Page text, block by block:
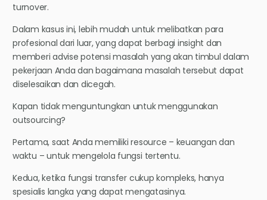
turnover.
Dalam kasus ini, lebih mudah untuk melibatkan para
profesional dari luar, yang dapat berbagi insight dan
memberi advise potensi masalah yang akan timbul dalam
pekerjaan Anda dan bagaimana masalah tersebut dapat
diselesaikan dan dicegah.
Kapan tidak menguntungkan untuk menggunakan
outsourcing?
Pertama, saat Anda memiliki resource – keuangan dan
waktu – untuk mengelola fungsi tertentu.
Kedua, ketika fungsi transfer cukup kompleks, hanya
spesialis langka yang dapat mengatasinya.